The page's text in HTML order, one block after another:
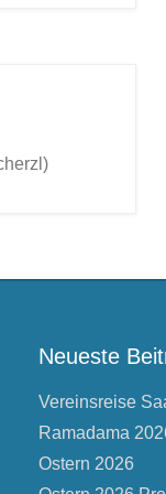
Neueste
Vereinsreise
Ramadama
Ostern 2026